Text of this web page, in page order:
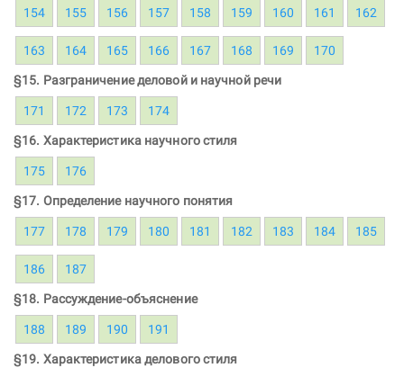
154 155 156 157 158 159 160 161 162
163 164 165 166 167 168 169 170
§15. Разграничение деловой и научной речи
171 172 173 174
§16. Характеристика научного стиля
175 176
§17. Определение научного понятия
177 178 179 180 181 182 183 184 185
186 187
§18. Рассуждение-объяснение
188 189 190 191
§19. Характеристика делового стиля